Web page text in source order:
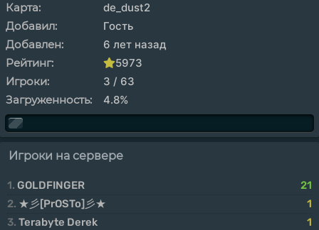
Карта:
de_dust2
Добавил:
Гость
Добавлен:
6 лет назад
Рейтинг:
5973
Игроки:
3 / 63
Загруженность:
4.8%
Игроки на сервере
1. GOLDFINGER
21
2. ★彡[PrOSTo]彡★
1
3. Terabyte Derek 1